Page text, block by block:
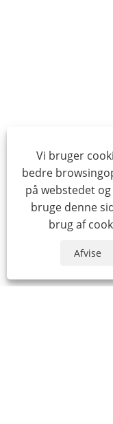
Vi bruger
bedre
på webstedet
bruge denne
brug af
Afvise